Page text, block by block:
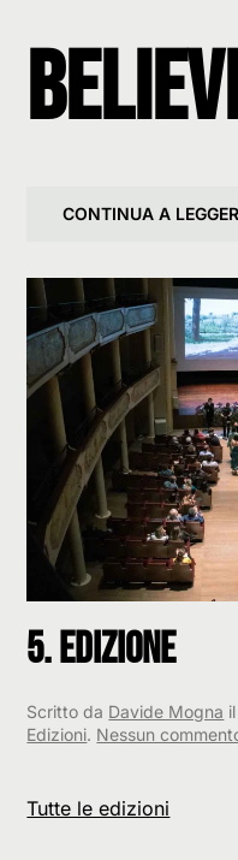
CONTINUA A
5. Edizione
Scritto da Davide Mogna il
Edizioni. Nessun
Tutte le edizioni